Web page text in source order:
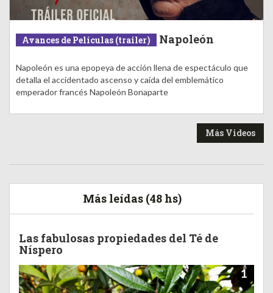
Avances de Películas (trailer) Napoleón
Napoleón es una epopeya de acción llena de espectáculo que
detalla el accidentado ascenso y caída del emblemático
emperador francés Napoleón Bonaparte
Más Videos
Más leídas (48 hs)
Las fabulosas propiedades del Té de
Níspero
1